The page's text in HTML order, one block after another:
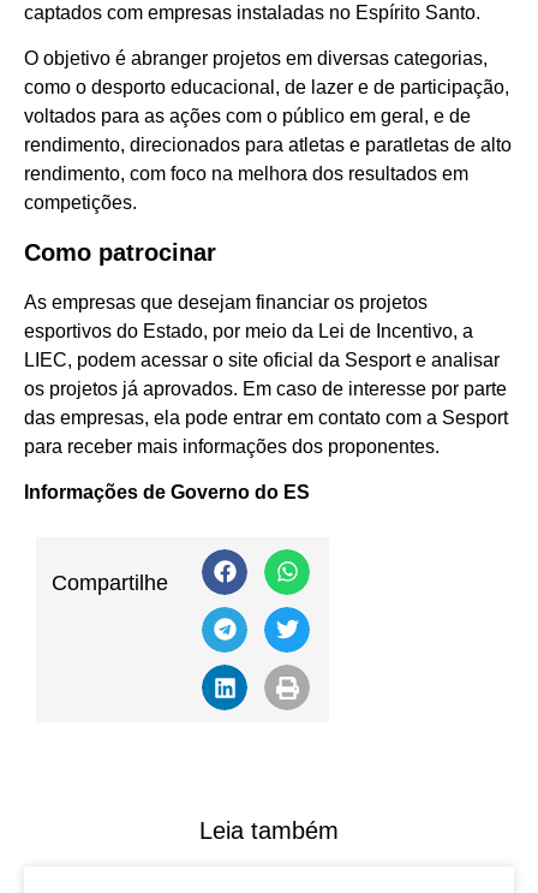
captados com empresas instaladas no Espírito Santo.
O objetivo é abranger projetos em diversas categorias,
como o desporto educacional, de lazer e de participação,
voltados para as ações com o público em geral, e de
rendimento, direcionados para atletas e paratletas de alto
rendimento, com foco na melhora dos resultados em
competições.
Como patrocinar
As empresas que desejam financiar os projetos
esportivos do Estado, por meio da Lei de Incentivo, a
LIEC, podem acessar o site oficial da Sesport e analisar
os projetos já aprovados. Em caso de interesse por parte
das empresas, ela pode entrar em contato com a Sesport
para receber mais informações dos proponentes.
Informações de Governo do ES
Compartilhe
Leia também